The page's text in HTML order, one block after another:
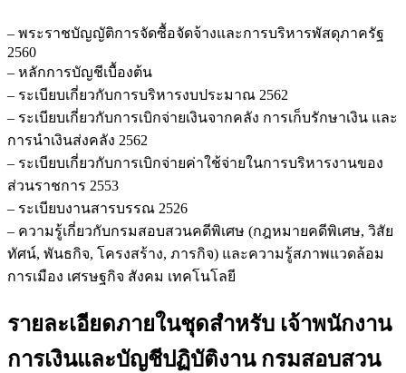
– พระราชบัญญัติการจัดซื้อจัดจ้างและการบริหารพัสดุภาครัฐ
2560
– หลักการบัญชีเบื้องต้น
– ระเบียบเกี่ยวกับการบริหารงบประมาณ 2562
– ระเบียบเกี่ยวกับการเบิกจ่ายเงินจากคลัง การเก็บรักษาเงิน และ
การนำเงินส่งคลัง 2562
– ระเบียบเกี่ยวกับการเบิกจ่ายค่าใช้จ่ายในการบริหารงานของ
ส่วนราชการ 2553
– ระเบียบงานสารบรรณ 2526
– ความรู้เกี่ยวกับกรมสอบสวนคดีพิเศษ (กฎหมายคดีพิเศษ, วิสัย
ทัศน์, พันธกิจ, โครงสร้าง, ภารกิจ) และความรู้สภาพแวดล้อม
การเมือง เศรษฐกิจ สังคม เทคโนโลยี
รายละเอียดภายในชุดสำหรับ เจ้าพนักงาน
การเงินและบัญชีปฏิบัติงาน กรมสอบสวน